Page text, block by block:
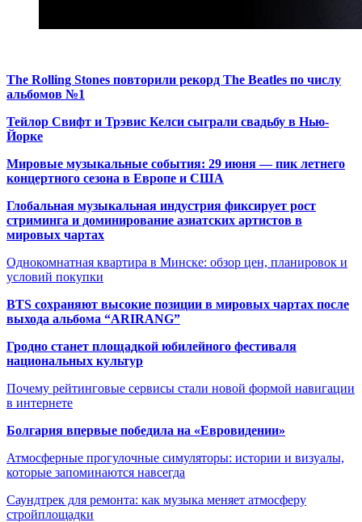
The Rolling Stones повторили рекорд The Beatles по числу
альбомов №1
Тейлор Свифт и Трэвис Келси сыграли свадьбу в Нью-
Йорке
Мировые музыкальные события: 29 июня — пик летнего
концертного сезона в Европе и США
Глобальная музыкальная индустрия фиксирует рост
стриминга и доминирование азиатских артистов в
мировых чартах
Однокомнатная квартира в Минске: обзор цен, планировок и
условий покупки
BTS сохраняют высокие позиции в мировых чартах после
выхода альбома “ARIRANG”
Гродно станет площадкой юбилейного фестиваля
национальных культур
Почему рейтинговые сервисы стали новой формой навигации
в интернете
Болгария впервые победила на «Евровидении»
Атмосферные прогулочные симуляторы: истории и визуалы,
которые запоминаются навсегда
Саундтрек для ремонта: как музыка меняет атмосферу
стройплощадки